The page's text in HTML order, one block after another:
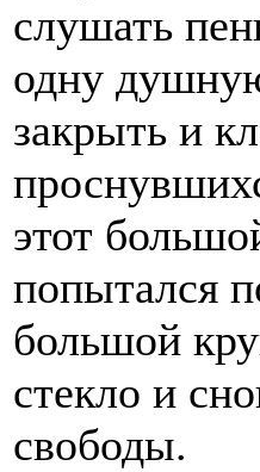
слушать
одну
закрыть и
этот
попытался
большой
стекло и
свободы.